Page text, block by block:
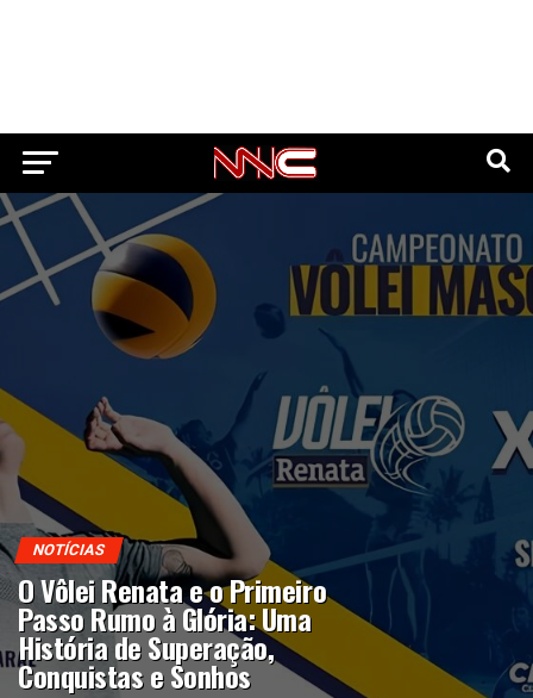
NOTÍCIAS
O Vôlei Renata e o Primeiro
Passo Rumo à Glória: Uma
História de Superação,
Conquistas e Sonhos